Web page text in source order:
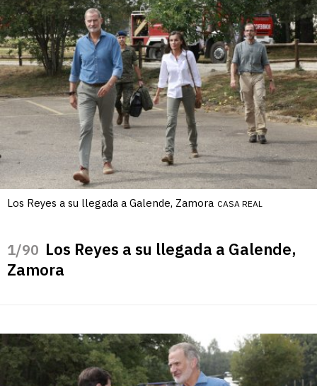
Los Reyes a su llegada a Galende, Zamora CASA REAL
/90 Los Reyes a su llegada a Galende,
Zamora